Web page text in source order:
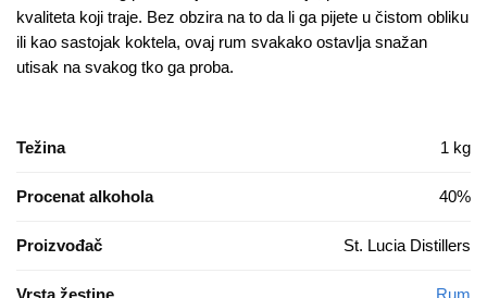
kvaliteta koji traje. Bez obzira na to da li ga pijete u čistom obliku
ili kao sastojak koktela, ovaj rum svakako ostavlja snažan
utisak na svakog tko ga proba.
Težina 1 kg
Procenat alkohola 40%
Proizvođač St. Lucia Distillers
Vrsta žestine Rum